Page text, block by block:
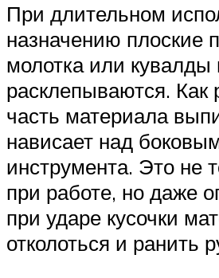
При длительном
назначению плоские
молотка или кувалды
расклепываются. Как
часть материала
нависает над
инструмента. Это не
при работе, но даже
при ударе кусочки
отколоться и ранить